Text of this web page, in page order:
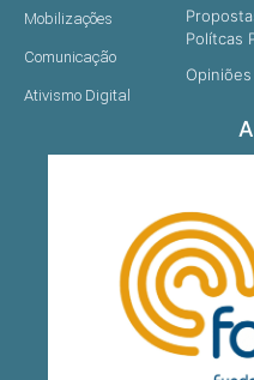
Mobilizações
Comunicação
Ativismo Digital
Polítcas